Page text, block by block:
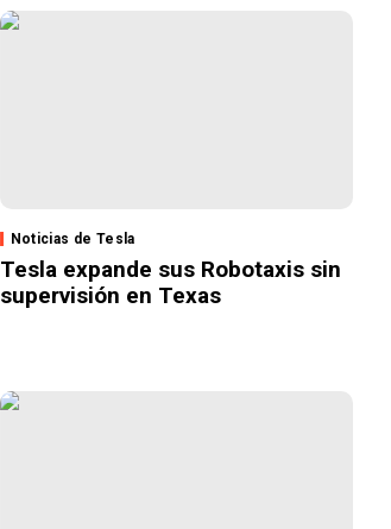
Noticias de Tesla
Tesla expande sus Robotaxis sin
supervisión en Texas